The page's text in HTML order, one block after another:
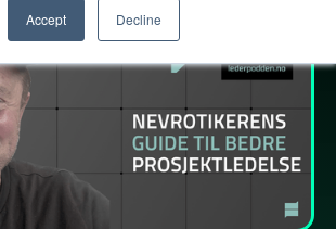
Accept Decline